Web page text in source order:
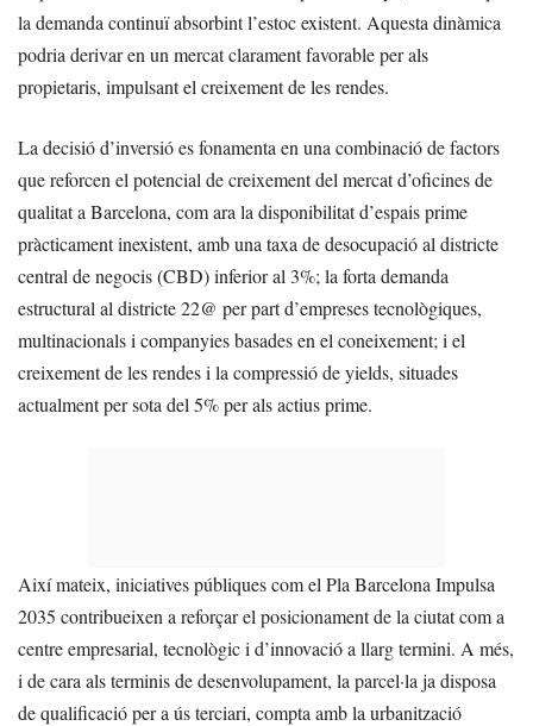
la demanda continuï absorbint l’estoc existent. Aquesta dinàmica
podria derivar en un mercat clarament favorable per als
propietaris, impulsant el creixement de les rendes.
La decisió d’inversió es fonamenta en una combinació de factors
que reforcen el potencial de creixement del mercat d’oficines de
qualitat a Barcelona, com ara la disponibilitat d’espais prime
pràcticament inexistent, amb una taxa de desocupació al districte
central de negocis (CBD) inferior al 3%; la forta demanda
estructural al districte 22@ per part d’empreses tecnològiques,
multinacionals i companyies basades en el coneixement; i el
creixement de les rendes i la compressió de yields, situades
actualment per sota del 5% per als actius prime.
Així mateix, iniciatives públiques com el Pla Barcelona Impulsa
2035 contribueixen a reforçar el posicionament de la ciutat com a
centre empresarial, tecnològic i d’innovació a llarg termini. A més,
i de cara als terminis de desenvolupament, la parcel·la ja disposa
de qualificació per a ús terciari, compta amb la urbanització